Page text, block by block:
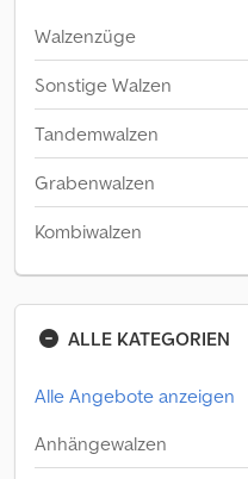
Walzenzüge
Sonstige Walzen
Tandemwalzen
Grabenwalzen
Kombiwalzen
ALLE KATEGORIEN
Alle Angebote anzeigen
Anhängewalzen